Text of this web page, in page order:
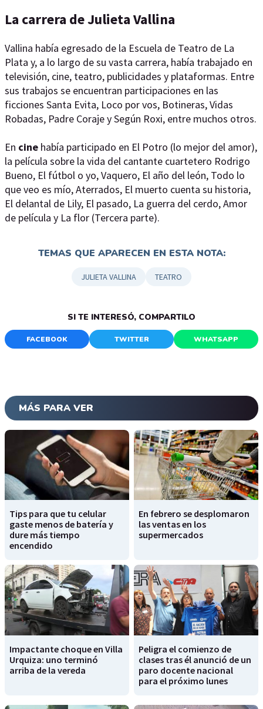
La carrera de Julieta Vallina
Vallina había egresado de la Escuela de Teatro de La
Plata y, a lo largo de su vasta carrera, había trabajado en
televisión, cine, teatro, publicidades y plataformas. Entre
sus trabajos se encuentran participaciones en las
ficciones Santa Evita, Loco por vos, Botineras, Vidas
Robadas, Padre Coraje y Según Roxi, entre muchos otros.
En cine había participado en El Potro (lo mejor del amor),
la película sobre la vida del cantante cuartetero Rodrigo
Bueno, El fútbol o yo, Vaquero, El año del león, Todo lo
que veo es mío, Aterrados, El muerto cuenta su historia,
El delantal de Lily, El pasado, La guerra del cerdo, Amor
de película y La flor (Tercera parte).
TEMAS QUE APARECEN EN ESTA NOTA:
JULIETA VALLINA TEATRO
SI TE INTERESÓ, COMPARTILO
FACEBOOK TWITTER WHATSAPP
MÁS PARA VER
Tips para que tu celular
gaste menos de batería y
dure más tiempo
encendido
En febrero se desplomaron
las ventas en los
supermercados
Impactante choque en Villa
Urquiza: uno terminó
arriba de la vereda
Peligra el comienzo de
clases tras él anunció de un
paro docente nacional
para el próximo lunes